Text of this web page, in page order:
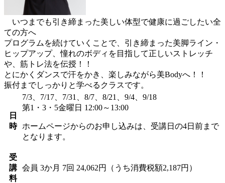
いつまでも引き締まった美しい体型で健康に過ごしたい全
ての方へ
プログラムを続けていくことで、引き締まった美脚ライン・
ヒップアップ、憧れのボディを目指して正しいストレッチ
や、筋トレ法を伝授！！
とにかくダンスで汗をかき、楽しみながら美Bodyへ！！
振付までしっかりと学べるクラスです。
日
時
7/3、7/17、7/31、8/7、8/21、9/4、9/18
第1・3・5金曜日 12:00～13:00
ホームページからのお申し込みは、受講日の4日前まで
となります。
受
講
料
会員 3か月 7回 24,062円（うち消費税額2,187円）